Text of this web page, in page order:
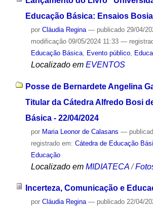
Educação Básica: Ensaios
por Cláudia Regina — publicado29/04/
modificação09/05/2024 11:33 —
Educação Básica, Evento público,
Localizado em EVENTOS
Posse de Bernardete Angelina
Titular da Cátedra Alfredo Bosi
Básica - 22/04/2024
por Maria Leonor de Calasans —
registrado em: Cátedra de Educação
Educação
Localizado em MIDIATECA /
Incerteza, Comunicação e
por Cláudia Regina — publicado22/04/